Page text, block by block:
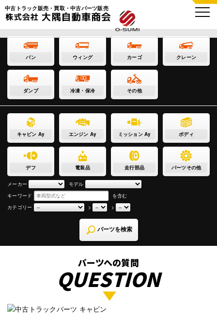
中古トラック販売・買取・中古パーツ販売
バン ウィング カーゴ クレーン
ダンプ 冷凍・保冷 その他
キャビン Ay エンジン Ay ミッション Ay ボディ
デフ 電装品 走行部品 パーツその他
メーカー
モデル
キーワード
を含む
カテゴリー
> >
パーツを検索
パーツへの質問
QUESTION